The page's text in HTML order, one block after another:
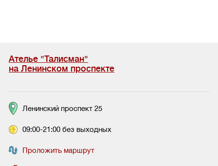
Ателье "Талисман"
на Ленинском проспекте
Ленинский проспект 25
09:00-21:00 без выходных
Проложить маршрут